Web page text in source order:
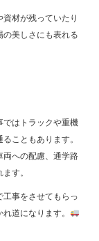
材が残っていたり
美しさにも表れる
ではトラックや重機
こともあります。
両への配慮、通学路
す。
事をさせてもらっ
道になります。